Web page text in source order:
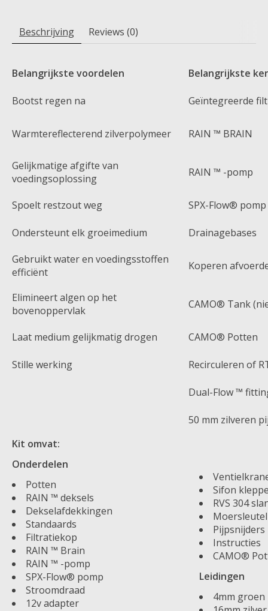
Beschrijving Reviews (0)
Belangrijkste voordelen Belangrijkste
Bootst regen na Geïntegreerde
Warmtereflecterend zilverpolymeer RAIN ™ BRAIN
Gelijkmatige afgifte van
voedingsoplossing
RAIN ™ -pomp
Spoelt restzout weg SPX-Flow® pomp
Ondersteunt elk groeimedium
Drainagebases
Gebruikt water en voedingsstoffen
efficiënt
Koperen
Elimineert algen op het
bovenoppervlak
CAMO® Tank
Laat medium gelijkmatig drogen CAMO® Potten
Stille werking Recirculeren of
Dual-Flow ™
50 mm zilveren
Kit omvat:
Onderdelen
Potten
RAIN ™ deksels
Dekselafdekkingen
Standaards
Filtratiekop
RAIN ™ Brain
RAIN ™ -pomp
SPX-Flow® pomp
Stroomdraad
12v adapter
Sifon
RVS 304
Moersleutel
Pijpsnijders
Instructies
CAMO®
Leidingen
4mm groen